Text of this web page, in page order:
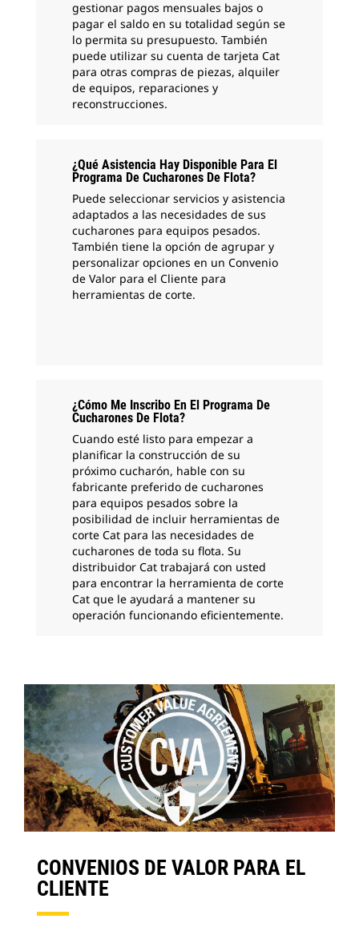
gestionar pagos mensuales bajos o
pagar el saldo en su totalidad según se
lo permita su presupuesto. También
puede utilizar su cuenta de tarjeta Cat
para otras compras de piezas, alquiler
de equipos, reparaciones y
reconstrucciones.
¿Qué Asistencia Hay Disponible Para El
Programa De Cucharones De Flota?
Puede seleccionar servicios y asistencia
adaptados a las necesidades de sus
cucharones para equipos pesados.
También tiene la opción de agrupar y
personalizar opciones en un Convenio
de Valor para el Cliente para
herramientas de corte.
¿Cómo Me Inscribo En El Programa De
Cucharones De Flota?
Cuando esté listo para empezar a
planificar la construcción de su
próximo cucharón, hable con su
fabricante preferido de cucharones
para equipos pesados sobre la
posibilidad de incluir herramientas de
corte Cat para las necesidades de
cucharones de toda su flota. Su
distribuidor Cat trabajará con usted
para encontrar la herramienta de corte
Cat que le ayudará a mantener su
operación funcionando eficientemente.
CONVENIOS DE VALOR PARA EL
CLIENTE